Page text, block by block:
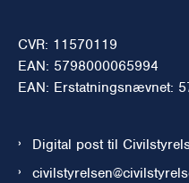
CVR: 11570119
EAN: 5798000065994
EAN: Erstatningsnævnet:
Digital post til